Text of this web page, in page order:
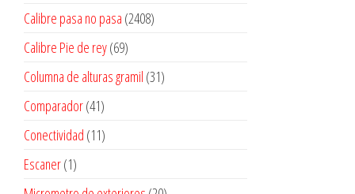
Calibre pasa no pasa (2408)
Calibre Pie de rey(69)
Columna de alturas gramil (31)
Comparador(41)
Conectividad (11)
Escaner(1)